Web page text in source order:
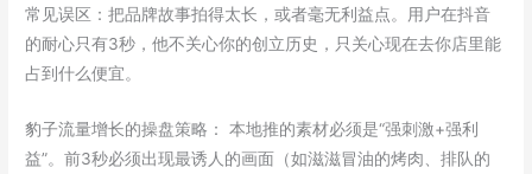
常见误区：把品牌故事拍得太长，或者毫无利益点。用户在抖音
的耐心只有3秒，他不关心你的创立历史，只关心现在去你店里能
占到什么便宜。
豹子流量增长的操盘策略： 本地推的素材必须是“强刺激+强利
益”。前3秒必须出现最诱人的画面（如滋滋冒油的烤肉、排队的